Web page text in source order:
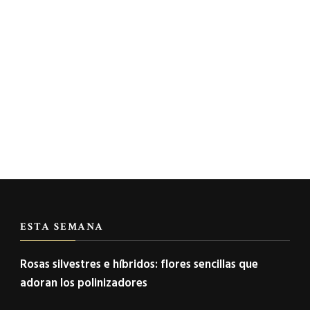
ESTA SEMANA
Rosas silvestres e híbridos: flores sencillas que
adoran los polinizadores